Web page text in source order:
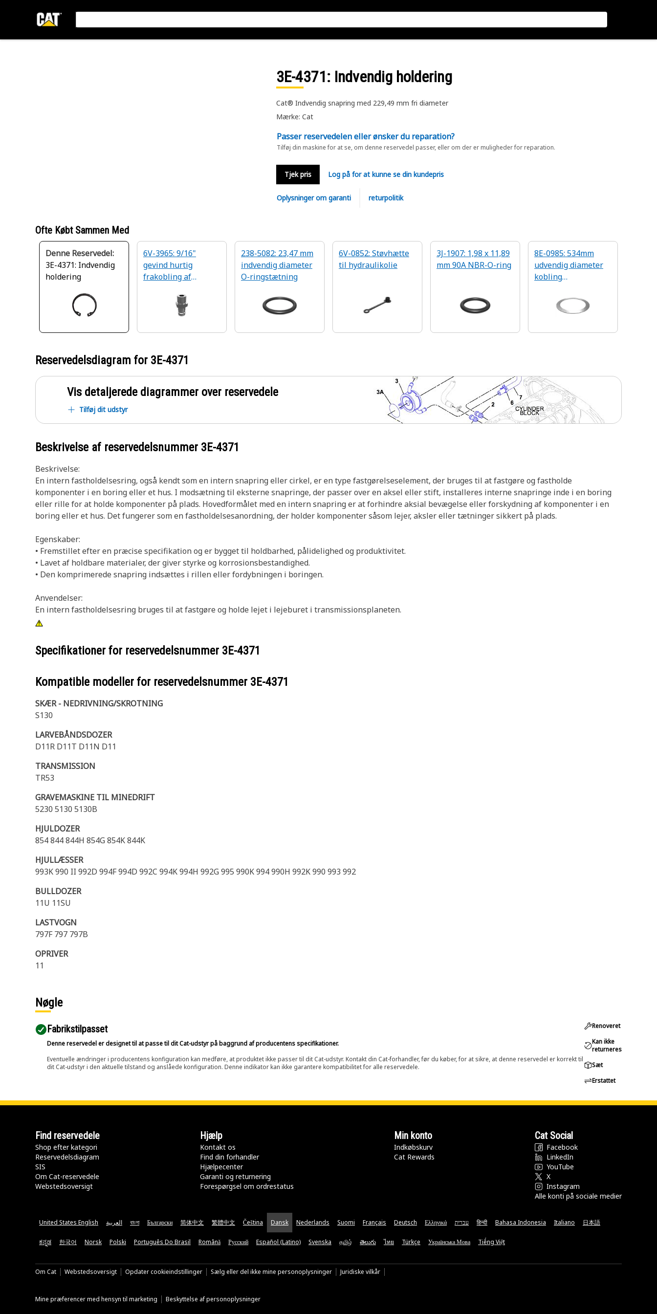
3E-4371: Indvendig holdering
Cat® Indvendig snapring med 229,49 mm fri diameter
Mærke: Cat
Passer reservedelen eller ønsker du reparation?
Tilføj din maskine for at se, om denne reservedel passer, eller om der er muligheder for reparation.
Tjek pris Log på for at kunne se din kundepris
Oplysninger om garanti returpolitik
Ofte Købt Sammen Med
Denne Reservedel:
3E-4371: Indvendig
holdering
6V-3965: 9/16"
gevind hurtig
frakobling af
238-5082: 23,47 mm
indvendig diameter
O-ringstætning
6V-0852: Støvhætte
til hydraulikolie
3J-1907: 1,98 x 11,89
mm 90A NBR-O-ring
8E-0985: 534mm
udvendig diameter
kobling
Reservedelsdiagram for 3E-4371
Vis detaljerede diagrammer over reservedele
Tilføj dit udstyr
Beskrivelse af reservedelsnummer 3E-4371
Beskrivelse:
En intern fastholdelsesring, også kendt som en intern snapring eller cirkel, er en type fastgørelseselement, der bruges til at fastgøre og fastholde
komponenter i en boring eller et hus. I modsætning til eksterne snapringe, der passer over en aksel eller stift, installeres interne snapringe inde i en boring
eller rille for at holde komponenter på plads. Hovedformålet med en intern snapring er at forhindre aksial bevægelse eller forskydning af komponenter i en
boring eller et hus. Det fungerer som en fastholdelsesanordning, der holder komponenter såsom lejer, aksler eller tætninger sikkert på plads.
Egenskaber:
• Fremstillet efter en præcise specifikation og er bygget til holdbarhed, pålidelighed og produktivitet.
• Lavet af holdbare materialer, der giver styrke og korrosionsbestandighed.
• Den komprimerede snapring indsættes i rillen eller fordybningen i boringen.
Anvendelser:
En intern fastholdelsesring bruges til at fastgøre og holde lejet i lejeburet i transmissionsplaneten.
Specifikationer for reservedelsnummer 3E-4371
Kompatible modeller for reservedelsnummer 3E-4371
SKÆR - NEDRIVNING/SKROTNING
S130
LARVEBÅNDSDOZER
D11R D11T D11N D11
TRANSMISSION
TR53
GRAVEMASKINE TIL MINEDRIFT
5230 5130 5130B
HJULDOZER
854 844 844H 854G 854K 844K
HJULLÆSSER
993K 990 II 992D 994F 994D 992C 994K 994H 992G 995 990K 994 990H 992K 990 993 992
BULLDOZER
11U 11SU
LASTVOGN
797F 797 797B
OPRIVER
11
Nøgle
Fabrikstilpasset
Denne reservedel er designet til at passe til dit Cat-udstyr på baggrund af producentens specifikationer.
Eventuelle ændringer i producentens konfiguration kan medføre, at produktet ikke passer til dit Cat-udstyr. Kontakt din Cat-forhandler, før du køber, for at sikre, at denne reservedel er korrekt til
dit Cat-udstyr i den aktuelle tilstand og anslåede konfiguration. Denne indikator kan ikke garantere kompatibilitet for alle reservedele.
Renoveret
Kan ikke
returneres
Sæt
Erstattet
Find reservedele
Shop efter kategori
Reservedelsdiagram
SIS
Om Cat-reservedele
Webstedsoversigt
Hjælp
Kontakt os
Find din forhandler
Hjælpecenter
Garanti og returnering
Forespørgsel om ordrestatus
Min konto
Indkøbskurv
Cat Rewards
Cat Social
Facebook
LinkedIn
YouTube
X
Instagram
Alle konti på sociale medier
United States English العربية বাংলা Български 简体中文 繁體中文 Čeština Dansk Nederlands Suomi Français Deutsch Ελληνικά עברית हिन्दी Bahasa Indonesia Italiano 日本語
ಕನ್ನಡ 한국어 Norsk Polski Português Do Brasil Română Русский Español (Latino) Svenska தமிழ் తెలుగు ไทย Türkçe Українська Мова Tiếng Việt
Om Cat Webstedsoversigt Opdater cookieindstillinger Sælg eller del ikke mine personoplysninger Juridiske vilkår
Mine præferencer med hensyn til marketing Beskyttelse af personoplysninger